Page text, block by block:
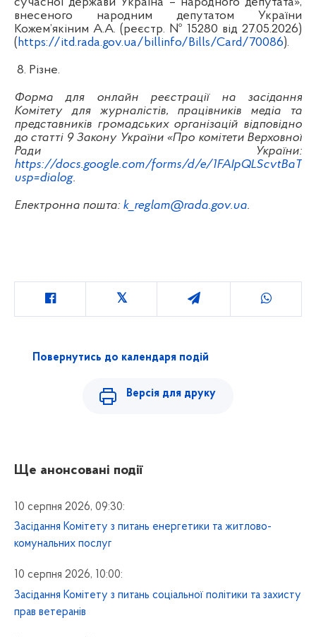
внесеного народним депутатом України
Кожем’якіним А.А. (реєстр. № 15280 від 27.05.2026)
(https://itd.rada.gov.ua/billinfo/Bills/Card/70086).
8. Різне.
Форма для онлайн реєстрації на засідання
Комітету для журналістів, працівників медіа та
представників громадських організацій відповідно
до статті 9 Закону України «Про комітети Верховної
Ради України:
https://docs.google.com/forms/d/e/
usp=dialog.
Електронна пошта: k_reglam@rada.gov.ua.
Повернутись до календаря подій
Версія для друку
Ще анонсовані події
10 серпня 2026, 09:30:
Засідання Комітету з питань енергетики та житлово-
комунальних послуг
10 серпня 2026, 10:00:
Засідання Комітету з питань соціальної політики та захисту
прав ветеранів